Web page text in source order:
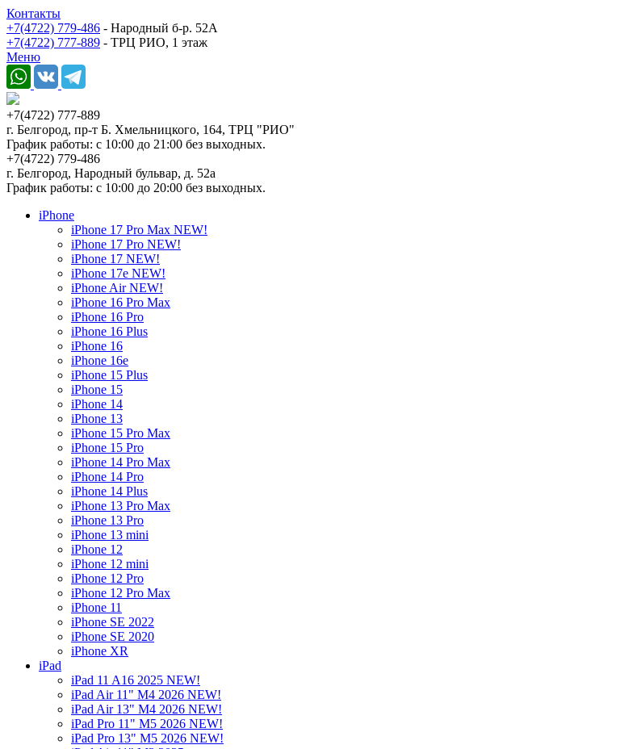
Контакты
+7(4722) 779-486 - Народный б-р. 52А
+7(4722) 777-889 - ТРЦ РИО, 1 этаж
Меню
+7(4722) 777-889
г. Белгород, пр-т Б. Хмельницкого, 164, ТРЦ "РИО"
График работы: с 10:00 до 21:00 без выходных.
+7(4722) 779-486
г. Белгород, Народный бульвар, д. 52а
График работы: с 10:00 до 20:00 без выходных.
iPhone
iPhone 17 Pro Max NEW!
iPhone 17 Pro NEW!
iPhone 17 NEW!
iPhone 17e NEW!
iPhone Air NEW!
iPhone 16 Pro Max
iPhone 16 Pro
iPhone 16 Plus
iPhone 16
iPhone 16e
iPhone 15 Plus
iPhone 15
iPhone 14
iPhone 13
iPhone 15 Pro Max
iPhone 15 Pro
iPhone 14 Pro Max
iPhone 14 Pro
iPhone 14 Plus
iPhone 13 Pro Max
iPhone 13 Pro
iPhone 13 mini
iPhone 12
iPhone 12 mini
iPhone 12 Pro
iPhone 12 Pro Max
iPhone 11
iPhone SE 2022
iPhone SE 2020
iPhone XR
iPad
iPad 11 A16 2025 NEW!
iPad Air 11" M4 2026 NEW!
iPad Air 13" M4 2026 NEW!
iPad Pro 11" M5 2026 NEW!
iPad Pro 13" M5 2026 NEW!